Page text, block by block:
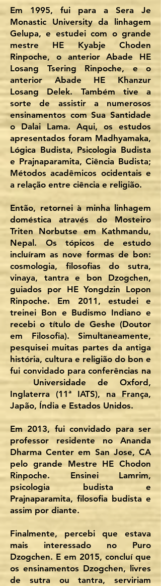
Em 1995, fui para a Sera Je
Monastic University da linhagem
Gelupa, e estudei com o grande
mestre HE Kyabje Choden
Rinpoche, o anterior Abade HE
Losang Tsering Rinpoche, e o
anterior Abade HE Khanzur
Losang Delek. Também tive a
sorte de assistir a numerosos
ensinamentos com Sua Santidade
o Dalai Lama. Aqui, os estudos
apresentados foram Madhyamaka,
Lógica Budista, Psicologia Budista
e Prajnaparamita, Ciência Budista;
Métodos acadêmicos ocidentais e
a relação entre ciência e religião.
Então, retornei à minha linhagem
doméstica através do Mosteiro
Triten Norbutse em Kathmandu,
Nepal. Os tópicos de estudo
incluíram as nove formas de bon:
cosmologia, filosofias do sutra,
vinaya, tantra e bon Dzogchen,
guiados por HE Yongdzin Lopon
Rinpoche. Em 2011, estudei e
treinei Bon e Budismo Indiano e
recebi o título de Geshe (Doutor
em Filosofia). Simultaneamente,
pesquisei muitas partes da antiga
história, cultura e religião do bon e
fui convidado para conferências na
Universidade de Oxford,
Inglaterra (11ª IATS), na França,
Japão, Índia e Estados Unidos.
Em 2013, fui convidado para ser
professor residente no Ananda
Dharma Center em San Jose, CA
pelo grande Mestre HE Chodon
Rinpoche. Ensinei Lamrim,
psicologia budista e
Prajnaparamita, filosofia budista e
assim por diante.
Finalmente, percebi que estava
mais interessado no Puro
Dzogchen. E em 2015, concluí que
os ensinamentos Dzogchen, livres
de sutra ou tantra, serviriam